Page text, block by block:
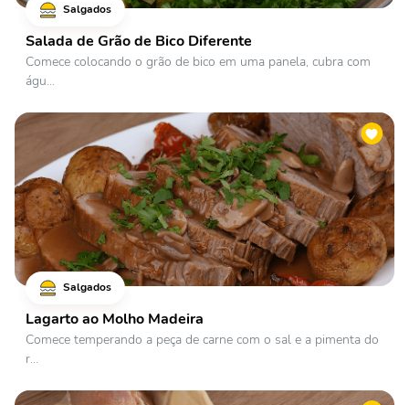
Salgados
Salada de Grão de Bico Diferente
Comece colocando o grão de bico em uma panela, cubra com
águ...
Salgados
Lagarto ao Molho Madeira
Comece temperando a peça de carne com o sal e a pimenta do
r...